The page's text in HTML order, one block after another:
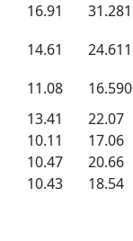
16.91 31.28
14.61 24.61
11.08 16.59
13.41 22.07
10.11 17.06
10.47 20.66
10.43 18.54